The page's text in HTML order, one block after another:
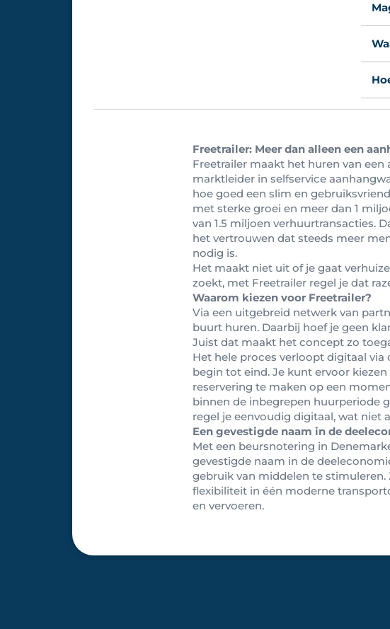
Freetrailer: Meer dan alleen een
Freetrailer maakt het huren van een
marktleider in selfservice
hoe goed een slim en
met sterke groei en meer dan 1
van 1.5 miljoen verhuurtransacties.
het vertrouwen dat steeds meer
nodig is.
Het maakt niet uit of je gaat
zoekt, met Freetrailer regel je dat
Waarom kiezen voor Freetrailer?
Via een uitgebreid netwerk van
buurt huren. Daarbij hoef je geen
Juist dat maakt het concept zo
Het hele proces verloopt digitaal via
begin tot eind. Je kunt ervoor
reservering te maken op een
binnen de inbegrepen huurperiode
regel je eenvoudig digitaal, wat niet
Een gevestigde naam in de
Met een beursnotering in
gevestigde naam in de
gebruik van middelen te
flexibiliteit in één moderne
en vervoeren.